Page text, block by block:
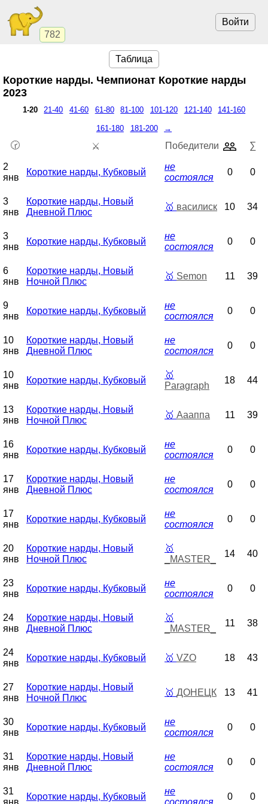
782
Войти
Таблица
Короткие нарды. Чемпионат Короткие нарды
2023
1-20 21-40 41-60 61-80 81-100 101-120 121-140 141-160
161-180 181-200 →
🕝 ⚔️ Победители ∑
2
янв
Короткие нарды, Кубковый
не
состоялся
0 0
3
янв
Короткие нарды, Новый
Дневной Плюс
🥇 василиск 10 34
3
янв
Короткие нарды, Кубковый
не
состоялся
0 0
6
янв
Короткие нарды, Новый
Ночной Плюс
🥇 Semon 11 39
9
янв
Короткие нарды, Кубковый
не
состоялся
0 0
10
янв
Короткие нарды, Новый
Дневной Плюс
не
состоялся
0 0
10
янв
Короткие нарды, Кубковый
🥇
Paragraph
18 44
13
янв
Короткие нарды, Новый
Ночной Плюс
🥇 Аааппа 11 39
16
янв
Короткие нарды, Кубковый
не
состоялся
0 0
17
янв
Короткие нарды, Новый
Дневной Плюс
не
состоялся
0 0
17
янв
Короткие нарды, Кубковый
не
состоялся
0 0
20
янв
Короткие нарды, Новый
Ночной Плюс
🥇
_MASTER_
14 40
23
янв
Короткие нарды, Кубковый
не
состоялся
0 0
24
янв
Короткие нарды, Новый
Дневной Плюс
🥇
_MASTER_
11 38
24
янв
Короткие нарды, Кубковый 🥇 VZO 18 43
27
янв
Короткие нарды, Новый
Ночной Плюс
🥇 ДОНЕЦК 13 41
30
янв
Короткие нарды, Кубковый
не
состоялся
0 0
31
янв
Короткие нарды, Новый
Дневной Плюс
не
состоялся
0 0
31
янв
Короткие нарды, Кубковый
не
состоялся
0 0